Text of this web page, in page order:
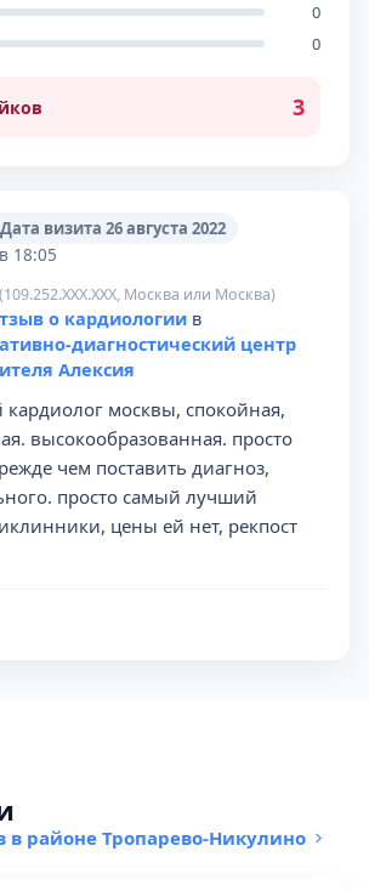
0
0
3
Дата визита 26 августа 2022
18:05
(109.252.XXX.XXX, Москва или Москва)
о кардиологии в
диагностический центр
Алексия
москвы, спокойная,
высокообразованная. просто
чем поставить диагноз,
просто самый лучший
цены ей нет, рекпост
в районе Тропарево-Никулино